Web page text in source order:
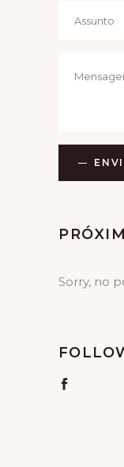
Sorry, no